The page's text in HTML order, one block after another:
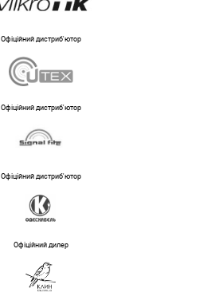
Офіційний дистриб'ютор
Офіційний дистриб'ютор
Офіційний дистриб'ютор
Офіційний дилер